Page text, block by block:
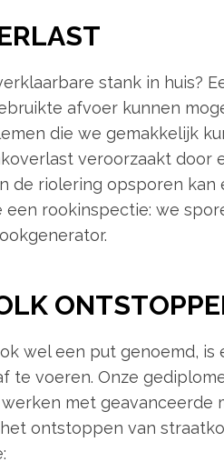
stank in huis?
afvoer kunnen
die we gemakkelijk
veroorzaakt door
de riolering opsporen kan
een rookinspectie: we
wel een put genoemd, is
te voeren. Onze
met geavanceerde
ontstoppen van